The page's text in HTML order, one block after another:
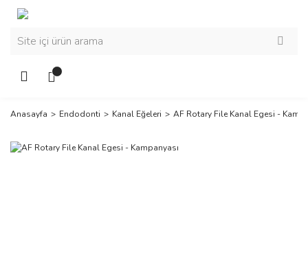
Anasayfa Endodonti Kanal Eğeleri AF Rotary File Kanal Egesi -